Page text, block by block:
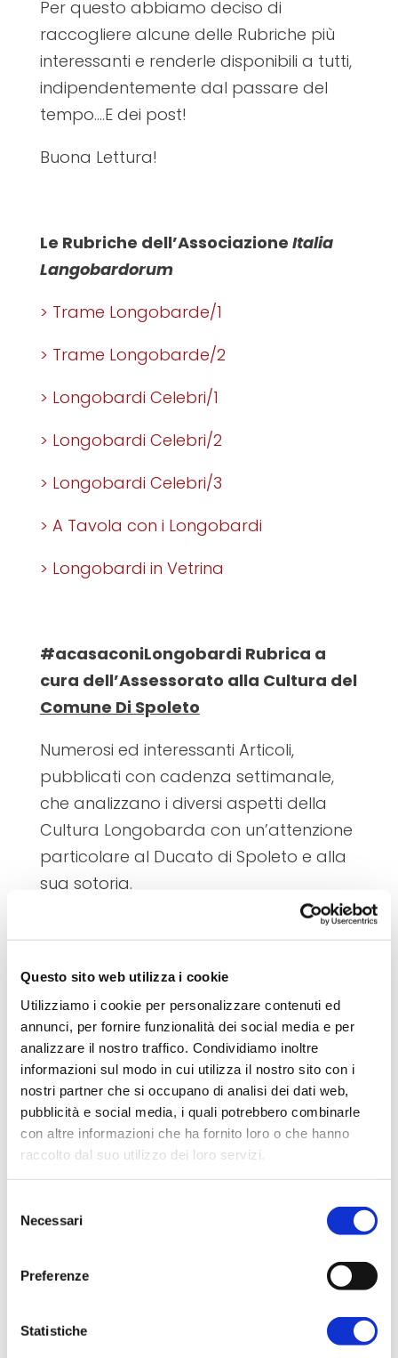
Questo sito web utilizza i cookie
Utilizziamo i cookie per personalizzare contenuti ed
annunci, per fornire funzionalità dei social media e per
analizzare il nostro traffico. Condividiamo inoltre
informazioni sul modo in cui utilizza il nostro sito con i
nostri partner che si occupano di analisi dei dati web,
pubblicità e social media, i quali potrebbero combinarle
con altre informazioni che ha fornito loro o che hanno
raccolto dal suo utilizzo dei loro servizi.
l'informativa sulla
Cookie Policy
delNecessari
Preferenze
Statistiche
Per questo abbiamo deciso di
raccogliere alcune delle Rubriche più
interessanti e renderle disponibili a tutti,
indipendentemente dal passare del
tempo….E dei post!
Buona Lettura!
Le Rubriche dell’Associazione Italia
Langobardorum
> Trame Longobarde/1
> Trame Longobarde/2
> Longobardi Celebri/1
> Longobardi Celebri/2
> Longobardi Celebri/3
> A Tavola con i Longobardi
> Longobardi in Vetrina
#acasaconiLongobardi Rubrica a
cura dell’Assessorato alla Cultura del
Comune Di Spoleto
Numerosi ed interessanti Articoli,
pubblicati con cadenza settimanale,
che analizzano i diversi aspetti della
Cultura Longobarda con un’attenzione
particolare al Ducato di Spoleto e alla
sua sotoria.
I Longobardi del MAN – Museo
Archeologico Nazionale di Cividale
del Friuli
Ogni Settimana sullapagina facebook
del MANsono state pubblicate Schede,
realizzate daArcheoscuola, e dedicate
ai più giovani appassionati di
Longobardi!
IL MUSEO IN CLASSE